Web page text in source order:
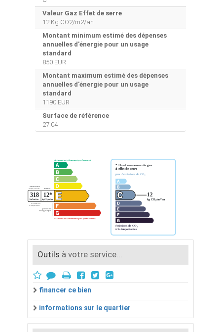
Valeur Gaz Effet de serre
12 Kg CO2/m2/an
Montant minimum estimé des dépenses
annuelles d'énergie pour un usage
standard
850 EUR
Montant maximum estimé des dépenses
annuelles d'énergie pour un usage
standard
1190 EUR
Surface de référence
27.04
Outils à votre service...
financer ce bien
informations sur le quartier